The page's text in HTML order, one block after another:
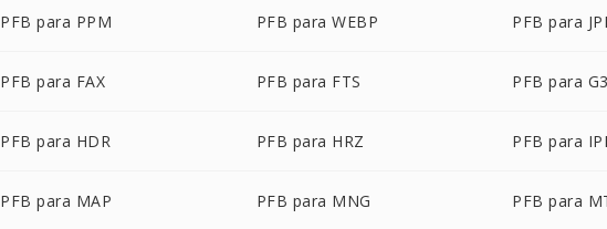
PFB para PPM PFB para WEBP PFB para
PFB para FAX PFB para FTS PFB para
PFB para HDR PFB para HRZ PFB para
PFB para MAP PFB para MNG PFB para